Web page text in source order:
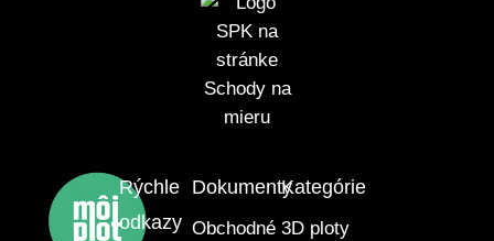
Rýchle
odkazy
Kategórie
3D ploty
Dokumenty
Obchodné